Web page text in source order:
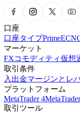
口座
口座タイプPrimeECN
マーケット
FXコモディティ仮想
取引条件
入出金マージンとレ
プラットフォーム
MetaTrader 4
取引ツール